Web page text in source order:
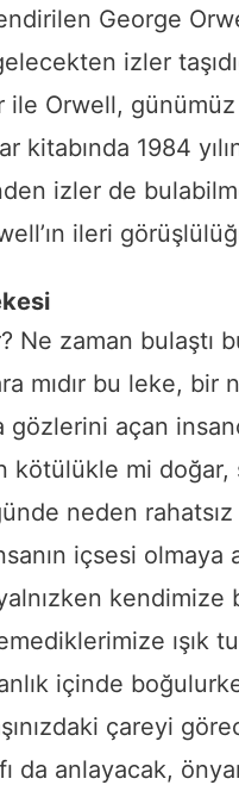
George
izler
ile Orwell,
kitabında 1984
izler de
ileri
Ne zaman bulaştı
mıdır bu leke, bir
açan
kötülükle mi
neden rahatsız
içsesi
kendimize
ışık
içinde
çareyi
da anlayacak,